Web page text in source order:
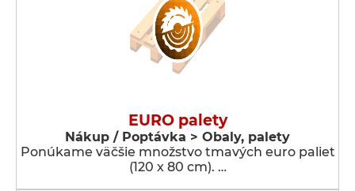
EURO palety
Nákup / Poptávka > Obaly, palety
Ponúkame väčšie množstvo tmavých euro paliet
(120 x 80 cm). …